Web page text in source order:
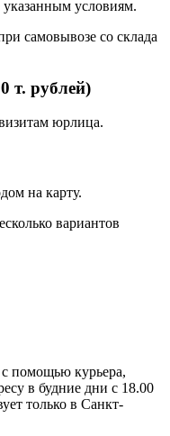
указанным условиям.
самовывозе со склада
т. рублей)
юрлица.
на карту.
вариантов
с помощью курьера,
в будние дни с 18.00
только в Санкт-